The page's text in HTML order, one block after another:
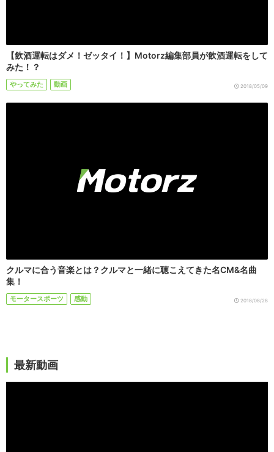
【飲酒運転はダメ！ゼッタイ！】Motorz編集部員が飲酒運転をして
みた！？
やってみた 動画 2018/05/09
クルマに合う音楽とは？クルマと一緒に聴こえてきた名CM&名曲
集！
モータースポーツ 感動 2018/08/28
最新動画